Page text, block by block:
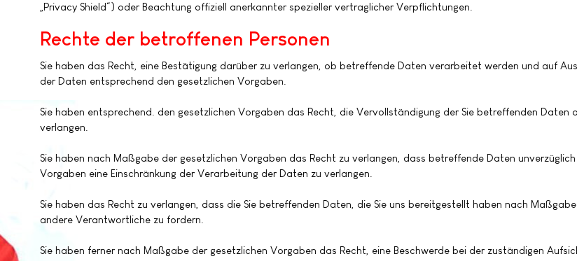
„Privacy Shield“) oder Beachtung offiziell anerkannter spezieller vertraglicher Verpflichtungen.
Rechte der betroffenen Personen
Sie haben das Recht, eine Bestätigung darüber zu verlangen, ob betreffende Daten verarbeitet werden und auf
der Daten entsprechend den gesetzlichen Vorgaben.
Sie haben entsprechend. den gesetzlichen Vorgaben das Recht, die Vervollständigung der Sie betreffenden
verlangen.
Sie haben nach Maßgabe der gesetzlichen Vorgaben das Recht zu verlangen, dass betreffende Daten
Vorgaben eine Einschränkung der Verarbeitung der Daten zu verlangen.
Sie haben das Recht zu verlangen, dass die Sie betreffenden Daten, die Sie uns bereitgestellt haben nach
andere Verantwortliche zu fordern.
Sie haben ferner nach Maßgabe der gesetzlichen Vorgaben das Recht, eine Beschwerde bei der zuständigen